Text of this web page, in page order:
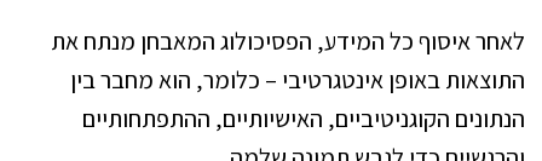
לאחר איסוף כל המידע, הפסיכולוג המאבחן מנתח את
התוצאות באופן אינטגרטיבי – כלומר, הוא מחבר בין
הנתונים הקוגניטיביים, האישיותיים, ההתפתחותיים